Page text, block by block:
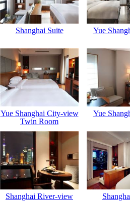
Shanghai Suite Yue
Yue Shanghai City-view
Twin Room
Yue
Shanghai River-view